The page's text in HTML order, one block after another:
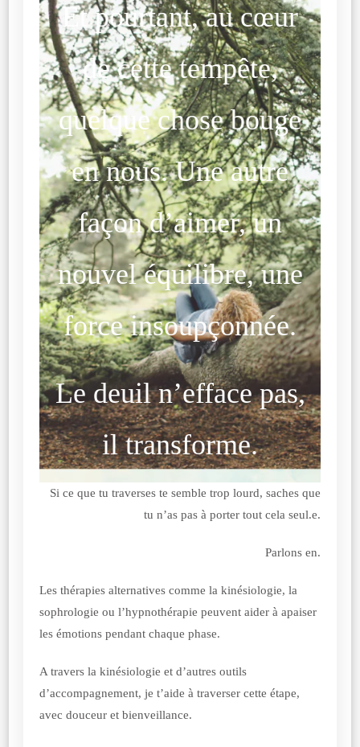
Et pourtant, au cœur
de cette tempête,
quelque chose bouge
en nous. Une autre
façon d’aimer, un
nouvel équilibre, une
force insoupçonnée.
Le deuil n’efface pas,
il transforme.
Si ce que tu traverses te semble trop lourd, saches que
tu n’as pas à porter tout cela seul.e.
Parlons en.
Les thérapies alternatives comme la kinésiologie, la
sophrologie ou l’hypnothérapie peuvent aider à apaiser
les émotions pendant chaque phase.
A travers la kinésiologie et d’autres outils
d’accompagnement, je t’aide à traverser cette étape,
avec douceur et bienveillance.